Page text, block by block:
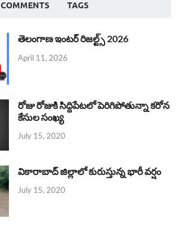
COMMENTS TAGS
తెలంగాణ ఇంటర్ రిజల్ట్స్ 2026
April 11, 2026
రోజు రోజుకి సిద్దిపేటలో పెరిగిపోతున్నా కరోన
కేసుల సంఖ్య
July 15, 2020
వికారాబాద్ జిల్లాలో కురుస్తున్న భారీ వర్షం
July 15, 2020